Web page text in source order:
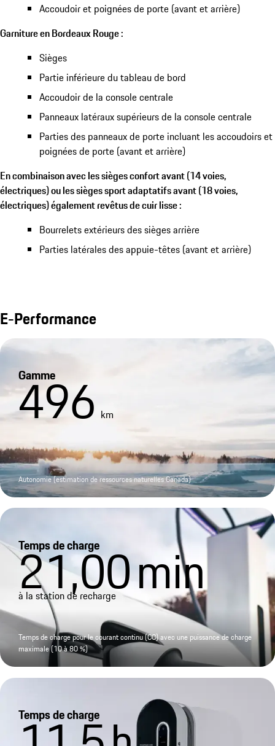
Accoudoir et poignées de porte (avant et arrière)
Garniture en Bordeaux Rouge :
Sièges
Partie inférieure du tableau de bord
Accoudoir de la console centrale
Panneaux latéraux supérieurs de la console centrale
Parties des panneaux de porte incluant les accoudoirs et
poignées de porte (avant et arrière)
En combinaison avec les sièges confort avant (14 voies,
électriques) ou les sièges sport adaptatifs avant (18 voies,
électriques) également revêtus de cuir lisse :
Bourrelets extérieurs des sièges arrière
Parties latérales des appuie-têtes (avant et arrière)
E-Performance
Gamme
496 km
Autonomie (estimation de ressources naturelles Canada)
Temps de charge
21,00min
à la station de recharge
Temps de charge pour le courant continu (CC) avec une puissance de charge
maximale (10 à 80 %)
Temps de charge